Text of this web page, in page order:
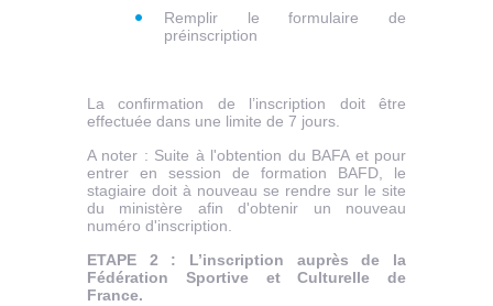
Remplir le formulaire de
préinscription
La confirmation de l’inscription doit être
effectuée dans une limite de 7 jours.
A noter : Suite à l'obtention du BAFA et pour
entrer en session de formation BAFD, le
stagiaire doit à nouveau se rendre sur le site
du ministère afin d'obtenir un nouveau
numéro d'inscription.
ETAPE 2 : L’inscription auprès de la
Fédération Sportive et Culturelle de
France.